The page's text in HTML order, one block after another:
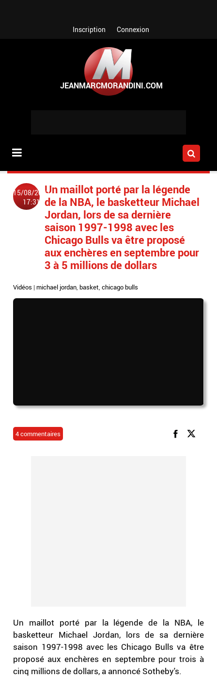
Inscription Connexion
15/08/2022
17:31
Un maillot porté par la légende
de la NBA, le basketteur Michael
Jordan, lors de sa dernière
saison 1997-1998 avec les
Chicago Bulls va être proposé
aux enchères en septembre pour
3 à 5 millions de dollars
Vidéos |michael jordan,basket,chicago bulls
4 commentaires
Un maillot porté par la légende de la NBA, le
basketteur Michael Jordan, lors de sa dernière
saison 1997-1998 avec les Chicago Bulls va être
proposé aux enchères en septembre pour trois à
cinq millions de dollars, a annoncé Sotheby's.